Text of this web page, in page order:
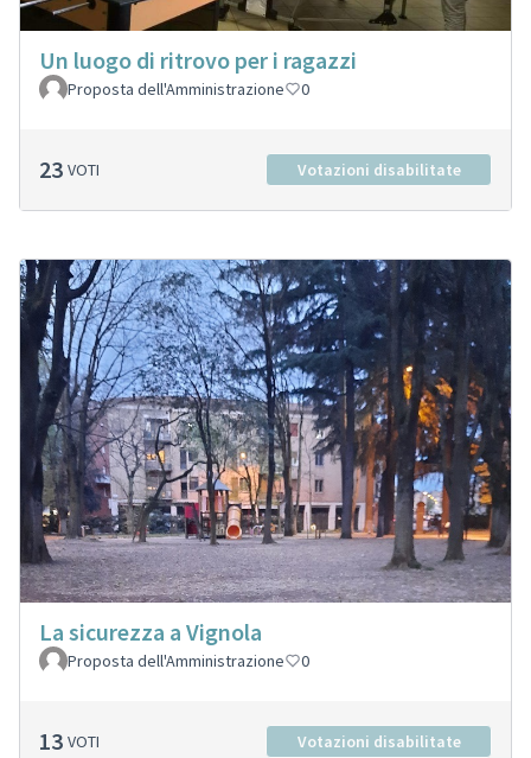
Un luogo di ritrovo per i ragazzi
Proposta dell'Amministrazione 0
23 VOTI Votazioni disabilitate
La sicurezza a Vignola
Proposta dell'Amministrazione 0
13 VOTI Votazioni disabilitate